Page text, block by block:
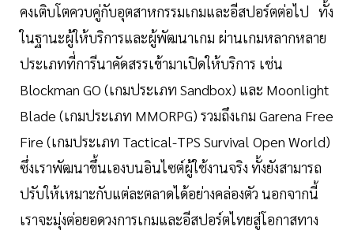
คงเติบโตควบคู่กับอุตสาหกรรมเกมและอีสปอร์ตต่อไป ทั้ง
ในฐานะผู้ให้บริการและผู้พัฒนาเกม ผ่านเกมหลากหลาย
ประเภทที่การีนาคัดสรรเข้ามาเปิดให้บริการ เช่น
Blockman GO (เกมประเภท Sandbox) และ Moonlight
Blade (เกมประเภท MMORPG) รวมถึงเกม Garena Free
Fire (เกมประเภท Tactical-TPS Survival Open World)
ซึ่งเราพัฒนาขึ้นเองบนอินไซต์ผู้ใช้งานจริง ทั้งยังสามารถ
ปรับให้เหมาะกับแต่ละตลาดได้อย่างคล่องตัว นอกจากนี้
เราจะมุ่งต่อยอดวงการเกมและอีสปอร์ตไทยสู่โอกาสทาง